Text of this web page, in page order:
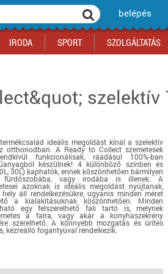
belépés
INGYEN itt ››
INGYEN itt ››
INGYEN itt ››
barkács, alkatrész
segédeszköz
Biztonságtechnika
Autó
Ingatlan
INGYEN itt ››
IRODA
INGYEN itt ››
SPORT
INGYEN itt ››
SZOLGÁLTATÁS
INGYEN itt ››
INGYEN itt ››
szelektív
ideális megoldást kínál a szelektív
otthonodban. A Ready to Collect szemetesek
funkcionálisak, ráadásul 100%-ban
készülnek! 4 különböző színben és
30L) kaphatók, ennek köszönhetően bármilyen
fürdőszobába, vagy irodába is illenek. A
azoknak is ideális megoldást nyújtanak,
áll rendelkezésükre, ugyanis minden méret
a kialakításuknak köszönhetően. Minden
egy felszerelhető fali tartó is, melynek
a falra, vagy akár a konyhaszekrény
szerelhető. A könnyebb mozgatás és ürítés
kézreálló fogantyúval rendelkezik.